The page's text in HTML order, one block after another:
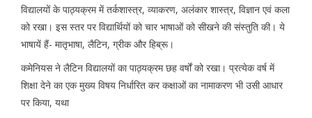
विद्यालयों के पाठ्यक्रम में तर्कशास्त्र, व्याकरण, अलंकार शास्त्र, विज्ञान एवं कला
को रखा। इस स्तर पर विद्यार्थियों को चार भाषाओं को सीखने की संस्तुति की। ये
भाषायें हैं- मातृभाषा, लैटिन, ग्रीक और हिब्रू।
कमेनियस ने लैटिन विद्यालयों का पाठ्यक्रम छह वर्षों को रखा। प्रत्येक वर्ष में
शिक्षा देने का एक मुख्य विषय निर्धारित कर कक्षाओं का नामाकरण भी उसी आधार
पर किया, यथा